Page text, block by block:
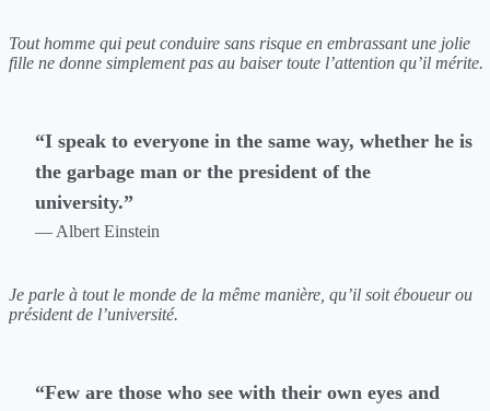
Tout homme qui peut conduire sans risque en embrassant une jolie
fille ne donne simplement pas au baiser toute l’attention qu’il mérite.
“I speak to everyone in the same way, whether he is
the garbage man or the president of the
university.”
— Albert Einstein
Je parle à tout le monde de la même manière, qu’il soit éboueur ou
président de l’université.
“Few are those who see with their own eyes and